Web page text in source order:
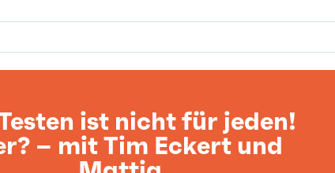
ist nicht für jeden!
– mit Tim Eckert und